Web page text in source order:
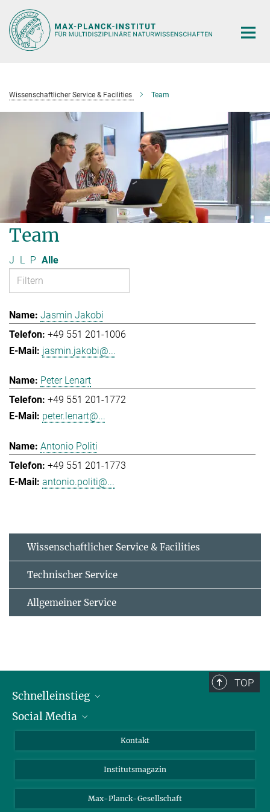
Hauptinhalt
Wissenschaftlicher Service & Facilities Team
Team
J L P Alle
Jasmin Jakobi
+49 551 201-1006
jasmin.jakobi@...
Peter Lenart
+49 551 201-1772
peter.lenart@...
Antonio Politi
+49 551 201-1773
antonio.politi@...
Wissenschaftlicher Service & Facilities
Technischer Service
Allgemeiner Service
TOP
Schnelleinstieg
Alumni
Social Media
Facebook
Kontakt
Institutsmagazin
Max-Planck-Gesellschaft